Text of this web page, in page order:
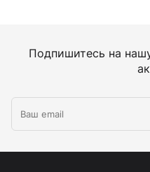
Подпишитесь на